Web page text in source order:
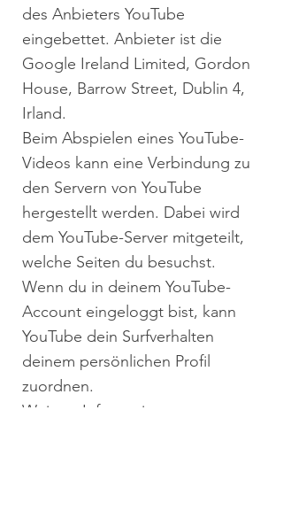
des Anbieters YouTube
eingebettet. Anbieter ist die
Google Ireland Limited, Gordon
House, Barrow Street, Dublin 4,
Irland.
Beim Abspielen eines YouTube-
Videos kann eine Verbindung zu
den Servern von YouTube
hergestellt werden. Dabei wird
dem YouTube-Server mitgeteilt,
welche Seiten du besuchst.
Wenn du in deinem YouTube-
Account eingeloggt bist, kann
YouTube dein Surfverhalten
deinem persönlichen Profil
zuordnen.
Weitere Informationen zum